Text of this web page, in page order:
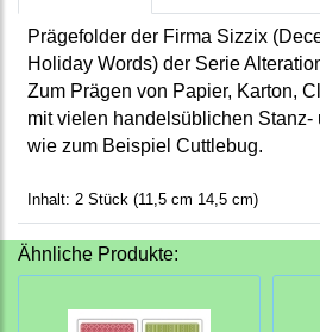
Prägefolder der Firma Sizzix
Holiday Words) der Serie
Zum Prägen von Papier, Karton,
mit vielen handelsüblichen Stanz-
wie zum Beispiel Cuttlebug.
Inhalt: 2 Stück (11,5 cm 14,5 cm)
Ähnliche Produkte: